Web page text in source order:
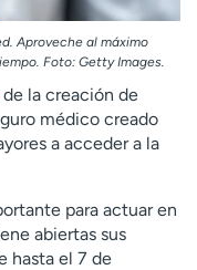
Aproveche al máximo
Foto: Getty Images.
de la creación de
médico creado
a acceder a la
para actuar en
abiertas sus
hasta el 7 de